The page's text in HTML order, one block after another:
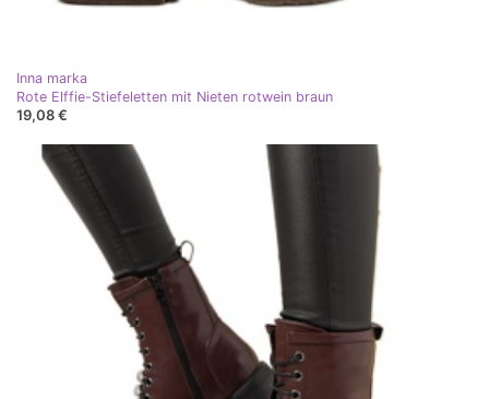
Inna marka
Rote Elffie-Stiefeletten mit Nieten rotwein braun
19,08 €